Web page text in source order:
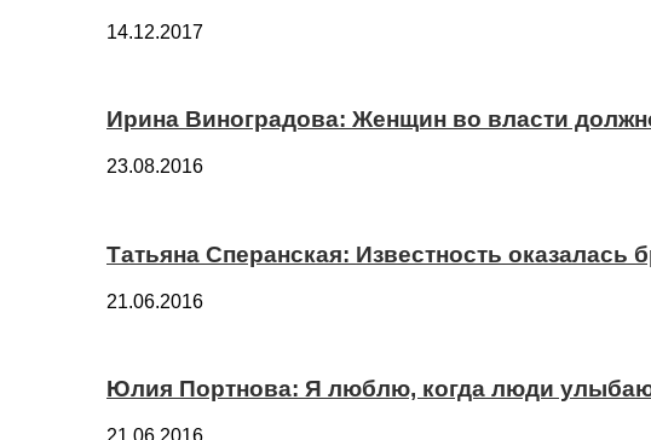
14.12.2017
Ирина Виноградова: Женщин во власти
23.08.2016
Татьяна Сперанская: Известность оказалась
21.06.2016
Юлия Портнова: Я люблю, когда люди
21.06.2016